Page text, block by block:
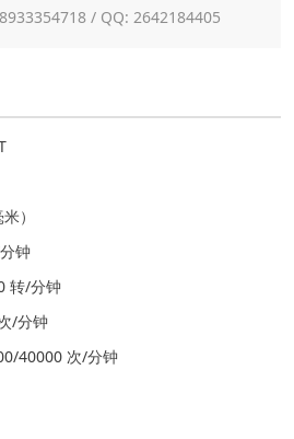
/ QQ: 2642184405
）
钟
转/分钟
/分钟
40000 次/分钟